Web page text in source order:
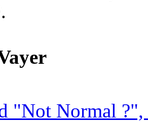
"Not Normal ?",